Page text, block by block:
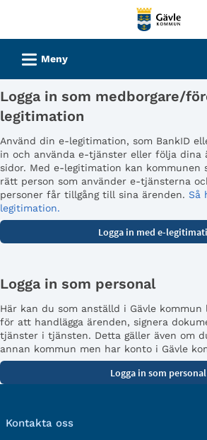
tjänster
Gävle
kommun
L Meny
Logga in som medborgare/
legitimation
Använd din e-legitimation, som BankID
in och använda e-tjänster eller följa dina
sidor. Med e-legitimation kan kommunen
rätt person som använder e-tjänsterna
personer får tillgång till sina ärenden. Så
legitimation.
Logga in som personal
Här kan du som anställd i Gävle kommun
för att handlägga ärenden, signera
tjänster i tjänsten. Detta gäller även om
annan kommun men har konto i Gävle
Kontakta oss